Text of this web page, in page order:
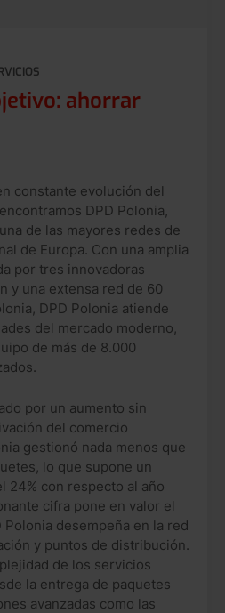
ahorrar
constante evolución del
DPD Polonia,
de las mayores redes de
de Europa. Con una amplia
por tres innovadoras
y una extensa red de 60
DPD Polonia atiende
del mercado moderno,
de más de 8.000
por un aumento sin
del comercio
gestionó nada menos que
lo que supone un
24% con respecto al año
cifra pone en valor el
desempeña en la red
y puntos de distribución.
de los servicios
la entrega de paquetes
avanzadas como las